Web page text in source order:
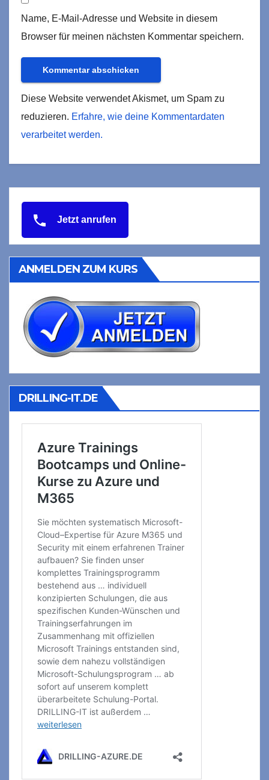
Name, E-Mail-Adresse und Website in diesem
Browser für meinen nächsten Kommentar speichern.
Diese Website verwendet Akismet, um Spam zu
reduzieren. Erfahre, wie deine Kommentardaten
verarbeitet werden.
Jetzt anrufen
ANMELDEN ZUM KURS
DRILLING-IT.DE